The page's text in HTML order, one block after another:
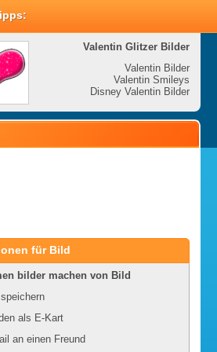
Valentin Glitzer Bilder
Valentin Bilder
Valentin Smileys
Disney Valentin Bilder
für Bild
bilder machen von Bild
als E-Kart
an einen Freund